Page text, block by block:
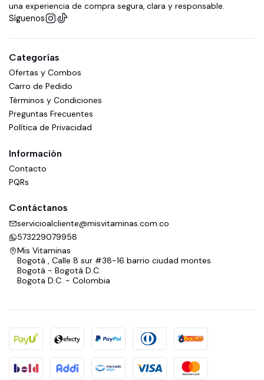
una experiencia de compra segura, clara y responsable.
Síguenos
Categorías
Ofertas y Combos
Carro de Pedido
Términos y Condiciones
Preguntas Frecuentes
Política de Privacidad
Información
Contacto
PQRs
Contáctanos
servicioalcliente@misvitaminas.com.co
573229079958
Mis Vitaminas
Bogotá , Calle 8 sur #38-16 barrio ciudad montes
Bogotá - Bogotá D.C.
Bogota D.C. - Colombia